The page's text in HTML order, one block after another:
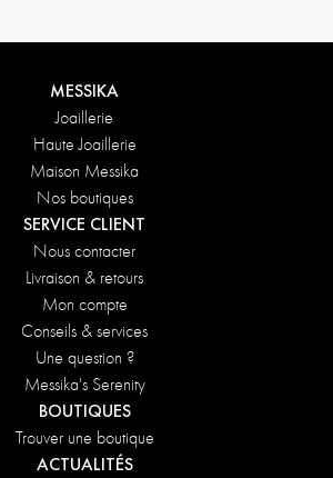
MESSIKA
Joaillerie
Haute Joaillerie
Maison Messika
Nos boutiques
SERVICE CLIENT
Nous contacter
Livraison & retours
Mon compte
Conseils & services
Une question ?
Messika's Serenity
BOUTIQUES
Trouver une boutique
ACTUALITÉS